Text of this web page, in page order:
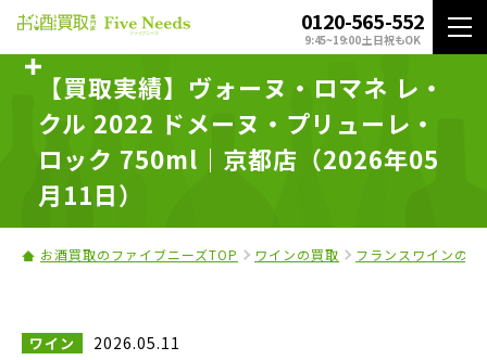
0120-565-552
9:45~19:00 土日祝もOK
【買取実績】ヴォーヌ・ロマネ レ・
クル 2022 ドメーヌ・プリューレ・
ロック 750ml｜京都店（2026年05
月11日）
お酒買取のファイブニーズTOP ワインの買取 フランスワインの買
ワイン 2026.05.11